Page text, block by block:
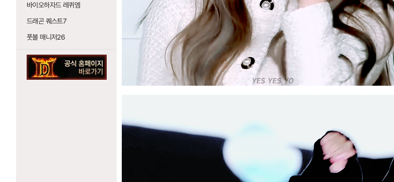
바이오하자드 레퀴엠
드래곤 퀘스트7
풋볼 매니저26